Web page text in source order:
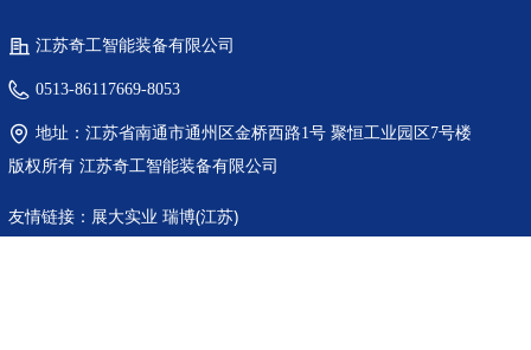
江苏奇工智能装备有限公司
0513-86117669-8053
地址： 江苏省南通市通州区金桥西路1号 聚恒工业园区7号楼
版权所有 江苏奇工智能装备有限公司
友情链接： 展大实业 瑞博(江苏)